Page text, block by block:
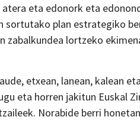
eta edonork eta
sortutako plan estrategiko
zabalkundea lortzeko
etxean, lanean, kalean
eta horren jakitun Euskal
Norabide berri